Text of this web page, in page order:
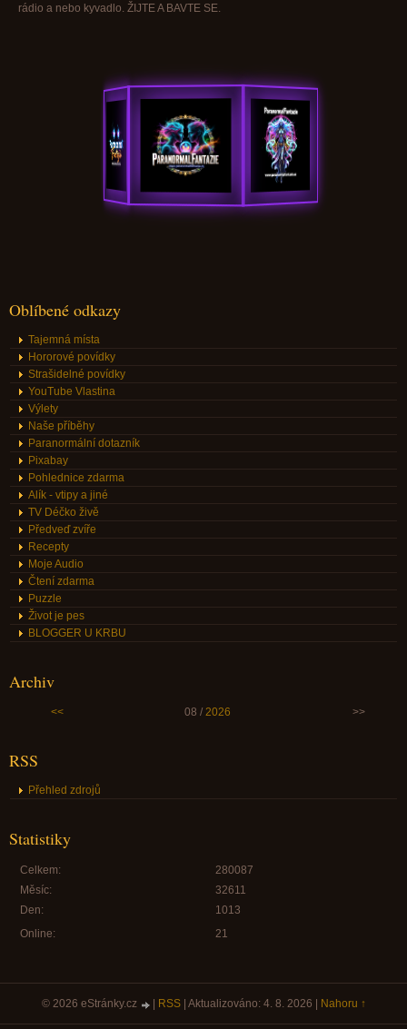
rádio a nebo kyvadlo. ŽIJTE A BAVTE SE.
Oblíbené odkazy
Tajemná místa
Hororové povídky
Strašidelné povídky
YouTube Vlastina
Výlety
Naše příběhy
Paranormální dotazník
Pixabay
Pohlednice zdarma
Alík - vtipy a jiné
TV Déčko živě
Předveď zvíře
Recepty
Moje Audio
Čtení zdarma
Puzzle
Život je pes
BLOGGER U KRBU
Archiv
<< 08 / 2026 >>
RSS
Přehled zdrojů
Statistiky
Online: 21
Celkem:
280087
Měsíc:
32611
Den:
1013
© 2026 eStránky.cz | RSS| Aktualizováno: 4. 8. 2026 | Nahoru ↑